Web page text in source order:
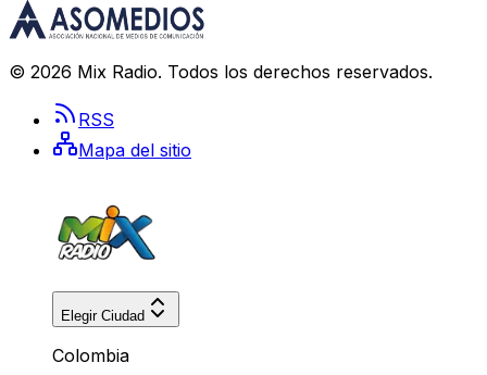
© 2026 Mix Radio. Todos los derechos reservados.
RSS
Mapa del sitio
Elegir Ciudad
Colombia